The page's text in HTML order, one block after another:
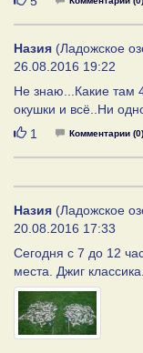
Назия (Ладожское
26.08.2016 19:22
Не знаю...Какие там
окушки и всё..Ни
Нравится
1 Комментарии (0)
Назия (Ладожское
20.08.2016 17:33
Сегодня с 7 до 12
места. Джиг классика.